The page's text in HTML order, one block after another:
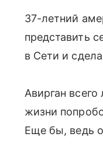
37-летний
представить
в Сети и
Авирган
жизни
Еще бы, ведь